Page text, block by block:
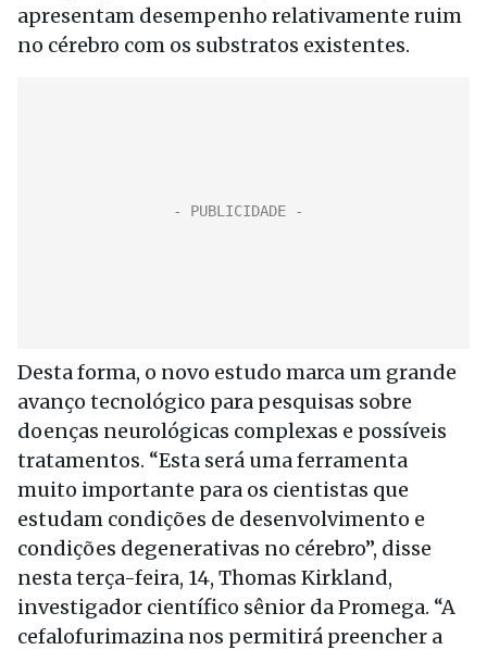
apresentam desempenho relativamente ruim
no cérebro com os substratos existentes.
Desta forma, o novo estudo marca um grande
avanço tecnológico para pesquisas sobre
doenças neurológicas complexas e possíveis
tratamentos. “Esta será uma ferramenta
muito importante para os cientistas que
estudam condições de desenvolvimento e
condições degenerativas no cérebro”, disse
nesta terça-feira, 14, Thomas Kirkland,
investigador científico sênior da Promega. “A
cefalofurimazina nos permitirá preencher a